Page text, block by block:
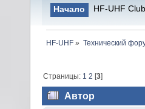
Начало HF-UHF Club
HF-UHF» Технический
Страницы: 1 2 [3]
Автор